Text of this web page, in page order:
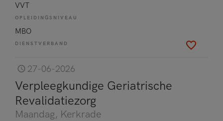
VVT
OPLEIDINGSNIVEAU
MBO
DIENSTVERBAND
27-06-2026
Verpleegkundige Geriatrische
Revalidatiezorg
Maandag, Kerkrade